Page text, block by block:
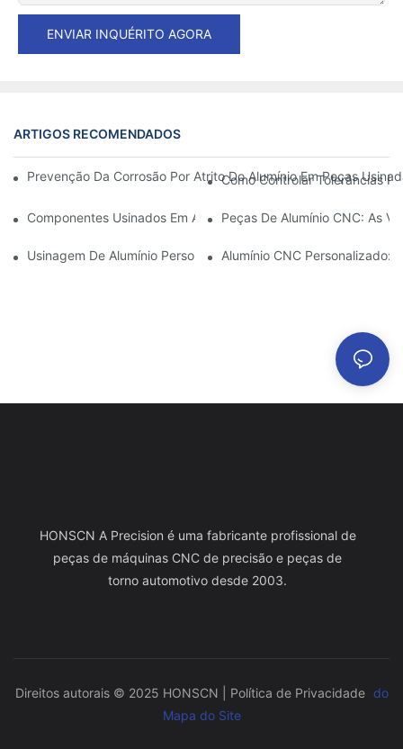
ENVIAR INQUÉRITO AGORA
ARTIGOS RECOMENDADOS
Prevenção Da Corrosão Por Atrito Do Alumínio Em Peças
Como Controlar Tolerâncias
Componentes Usinados Em Alumínio: Personalização Para
Peças De Alumínio CNC: As
Usinagem De Alumínio Personalizada: Explorando As Últimas
Alumínio CNC Personalizado:
HONSCN A Precision é uma fabricante profissional de
peças de máquinas CNC de precisão e peças de
torno automotivo desde 2003.
Direitos autorais © 2025 HONSCN | Política de Privacidade do
Mapa do Site